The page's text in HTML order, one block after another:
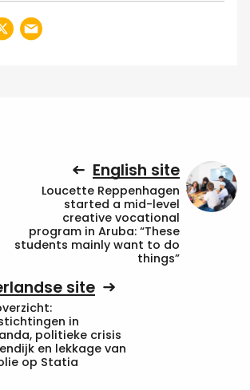
English site
Loucette Reppenhagen
started a mid-level
creative vocational
program in Aruba: “These
students mainly want to do
things”
site
in
politieke crisis
en lekkage van
op Statia